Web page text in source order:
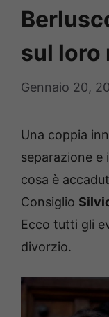
sul loro
Gennaio 20,
Una coppia
separazione e
cosa è
Consiglio
Ecco tutti gli
divorzio.